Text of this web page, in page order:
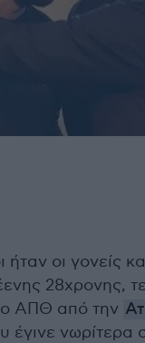
οι γονείς
28χρονης,
ΑΠΘ από την
έγινε νωρίτερα